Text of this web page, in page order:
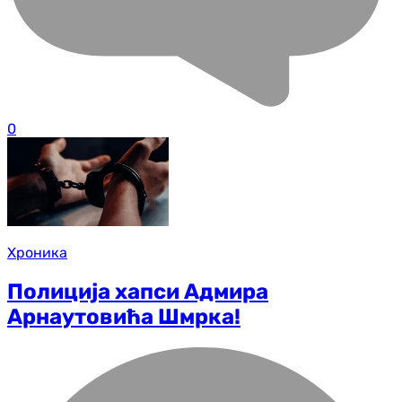
0
Хроника
Полиција хапси Адмира
Арнаутовића Шмрка!